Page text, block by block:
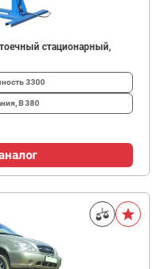
стационарный,
3300
В380